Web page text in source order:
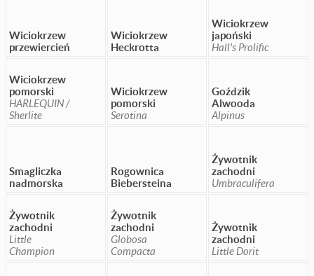
Wiciokrzew
przewiercień
Wiciokrzew
Heckrotta
Wiciokrzew
japoński
Hall's Prolific
Wiciokrzew
pomorski
HARLEQUIN /
Sherlite
Wiciokrzew
pomorski
Serotina
Goździk
Alwooda
Alpinus
Smagliczka
nadmorska
Rogownica
Biebersteina
Żywotnik
zachodni
Umbraculifera
Żywotnik
zachodni
Little
Champion
Żywotnik
zachodni
Globosa
Compacta
Żywotnik
zachodni
Little Dorit